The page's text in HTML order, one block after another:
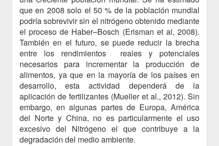
que en 2008 solo el 50 % de la población mundial
podría sobrevivir sin el nitrógeno obtenido mediante
el proceso de Haber–Bosch (Erisman et al, 2008).
También en el futuro, se puede reducir la brecha
entre los rendimientos reales y potenciales
necesarios para incrementar la producción de
alimentos, ya que en la mayoría de los países en
desarrollo, esta actividad dependerá de la
aplicación de fertilizantes (Mueller et al., 2012). Sin
embargo, en algunas partes de Europa, América
del Norte y China, no es particularmente el uso
excesivo del Nitrógeno el que contribuye a la
degradación del medio ambiente.